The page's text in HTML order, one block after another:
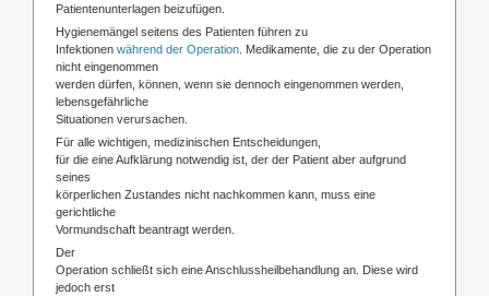
Patientenunterlagen beizufügen.
Hygienemängel seitens des Patienten führen zu
Infektionen während der Operation . Medikamente, die zu der Operation
nicht eingenommen
werden dürfen, können, wenn sie dennoch eingenommen werden,
lebensgefährliche
Situationen verursachen.
Für alle wichtigen, medizinischen Entscheidungen,
für die eine Aufklärung notwendig ist, der der Patient aber aufgrund
seines
körperlichen Zustandes nicht nachkommen kann, muss eine
gerichtliche
Vormundschaft beantragt werden.
Der
Operation schließt sich eine Anschlussheilbehandlung an. Diese wird
jedoch erst